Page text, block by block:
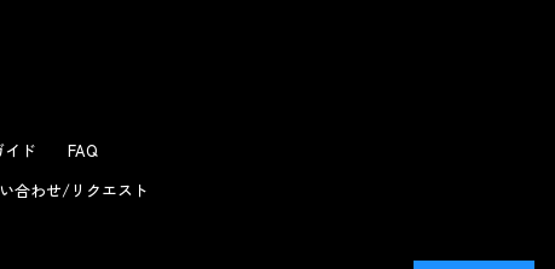
イド
FAQ
合わせ/リクエスト